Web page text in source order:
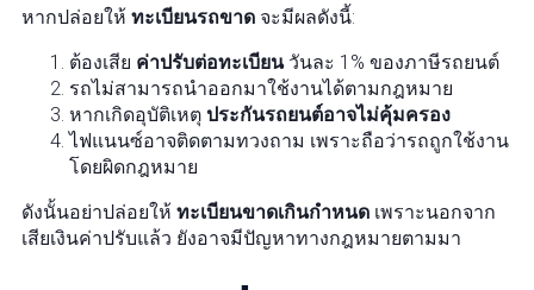
หากปล่อยให้ ทะเบียนรถขาด จะมีผลดังนี้:
ต้องเสีย ค่าปรับต่อทะเบียนวันละ 1% ของภาษีรถยนต์
รถไม่สามารถนำออกมาใช้งานได้ตามกฎหมาย
หากเกิดอุบัติเหตุ ประกันรถยนต์อาจไม่คุ้มครอง
ไฟแนนซ์อาจติดตามทวงถาม เพราะถือว่ารถถูกใช้งาน
โดยผิดกฎหมาย
ดังนั้นอย่าปล่อยให้ ทะเบียนขาดเกินกำหนด เพราะนอกจาก
เสียเงินค่าปรับแล้ว ยังอาจมีปัญหาทางกฎหมายตามมา